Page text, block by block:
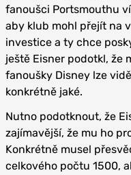
fanoušci Portsmouthu
aby klub mohl přejít na
investice a ty chce
ještě Eisner podotkl, že
fanoušky Disney lze
konkrétně jaké.
Nutno podotknout, že
zajímavější, že mu ho
Konkrétně musel
celkového počtu 1500,